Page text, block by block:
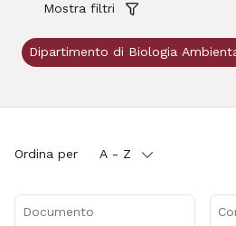
Mostra filtri
Dipartimento di Biologia
Ordina per A - Z
Documento